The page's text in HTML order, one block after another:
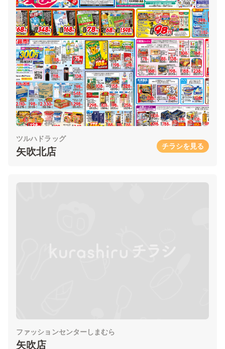
ツルハドラッグ
矢吹北店 チラシを見る
ファッションセンターしまむら
矢吹店